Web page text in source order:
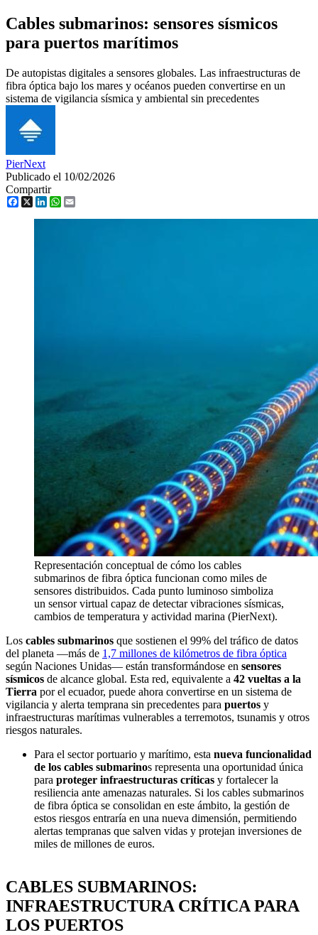
Cables submarinos: sensores sísmicos
para puertos marítimos
De autopistas digitales a sensores globales. Las infraestructuras de
fibra óptica bajo los mares y océanos pueden convertirse en un
sistema de vigilancia sísmica y ambiental sin precedentes
PierNext
Publicado el 10/02/2026
Compartir
Facebook
X LinkedInWhatsApp
Representación conceptual de cómo los cables
submarinos de fibra óptica funcionan como miles de
sensores distribuidos. Cada punto luminoso simboliza
un sensor virtual capaz de detectar vibraciones sísmicas,
cambios de temperatura y actividad marina (PierNext).
Los cables submarinos que sostienen el 99% del tráfico de datos
del planeta —más de 1,7 millones de kilómetros de fibra óptica
según Naciones Unidas— están transformándose en sensores
sísmicos de alcance global. Esta red, equivalente a 42 vueltas a la
Tierra por el ecuador, puede ahora convertirse en un sistema de
vigilancia y alerta temprana sin precedentes para puertos y
infraestructuras marítimas vulnerables a terremotos, tsunamis y otros
riesgos naturales.
Para el sector portuario y marítimo, esta nueva funcionalidad
de los cables submarinos representa una oportunidad única
para proteger infraestructuras críticas y fortalecer la
resiliencia ante amenazas naturales. Si los cables submarinos
de fibra óptica se consolidan en este ámbito, la gestión de
estos riesgos entraría en una nueva dimensión, permitiendo
alertas tempranas que salven vidas y protejan inversiones de
miles de millones de euros.
CABLES SUBMARINOS:
INFRAESTRUCTURA CRÍTICA PARA
LOS PUERTOS